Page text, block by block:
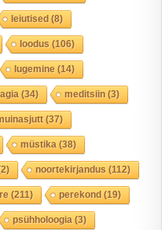
leiutised(8)
loodus (106)
lugemine (14)
(34) meditsiin(3)
(37)
müstika (38)
noortekirjandus (112)
(211) perekond(19)
psühholoogia (3)